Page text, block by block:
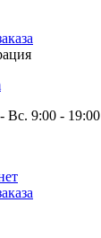
Вс. 9:00 - 19:00